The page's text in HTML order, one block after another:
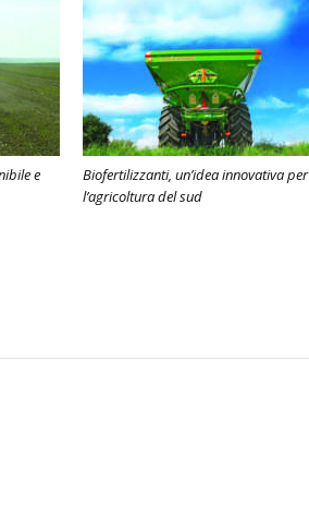
e
Biofertilizzanti, un’idea innovativa per
l’agricoltura del sud